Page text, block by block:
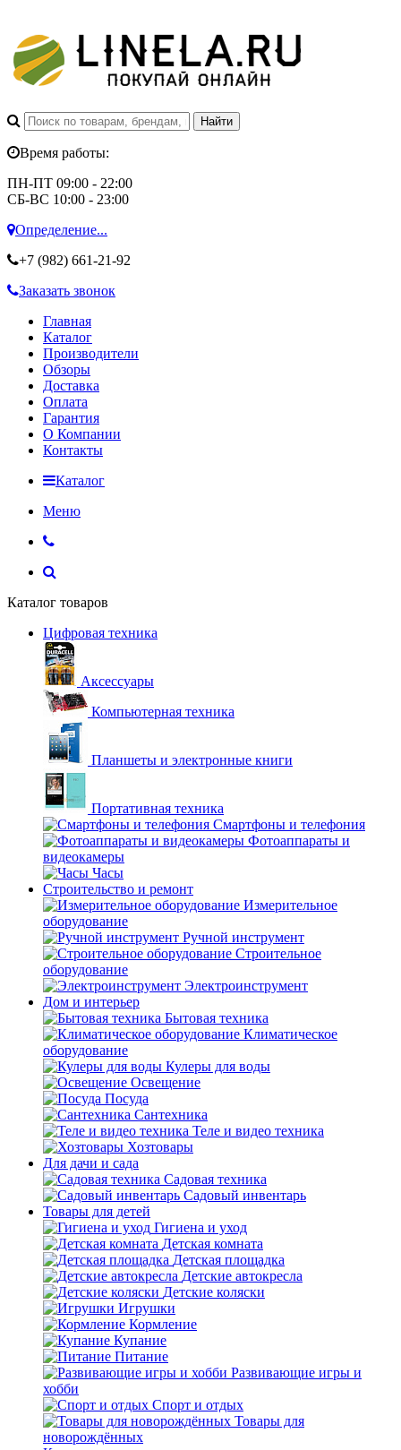
Время работы:
ПН-ПТ 09:00 - 22:00
СБ-ВС 10:00 - 23:00
Определение...
+7 (982) 661-21-92
Заказать звонок
Главная
Каталог
Производители
Обзоры
Доставка
Оплата
Гарантия
О Компании
Контакты
Каталог
Меню
Каталог товаров
Цифровая техника
Аксессуары
Компьютерная техника
Планшеты и электронные книги
Портативная техника
Смартфоны и телефония
Фотоаппараты и
видеокамеры
Часы
Строительство и ремонт
Измерительное
оборудование
Ручной инструмент
Строительное
оборудование
Электроинструмент
Дом и интерьер
Бытовая техника
Климатическое
оборудование
Кулеры для воды
Освещение
Посуда
Сантехника
Теле и видео техника
Хозтовары
Для дачи и сада
Садовая техника
Садовый инвентарь
Товары для детей
Гигиена и уход
Детская комната
Детская площадка
Детские автокресла
Детские коляски
Игрушки
Кормление
Купание
Питание
Развивающие игры и
хобби
Спорт и отдых
Товары для
новорождённых